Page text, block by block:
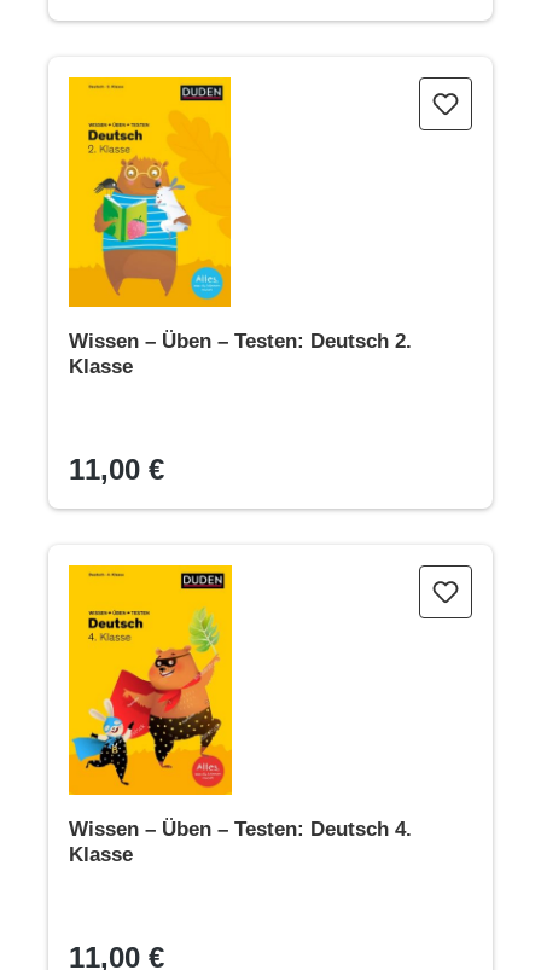
Wissen – Üben – Testen: Deutsch 2. Klasse
Wissen – Üben – Testen: Deutsch 2.
Klasse
11,00 €
Wissen – Üben – Testen: Deutsch 4. Klasse
Wissen – Üben – Testen: Deutsch 4.
Klasse
11,00 €